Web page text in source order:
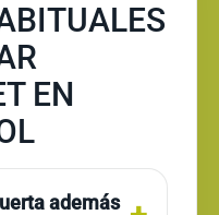
EN
además